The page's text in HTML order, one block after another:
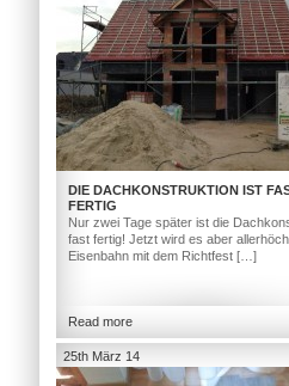
DIE DACHKONSTRUKTION IST
FERTIG
Nur zwei Tage später ist die
fast fertig! Jetzt wird es aber
Eisenbahn mit dem Richtfest […]
Read more
25th März 14